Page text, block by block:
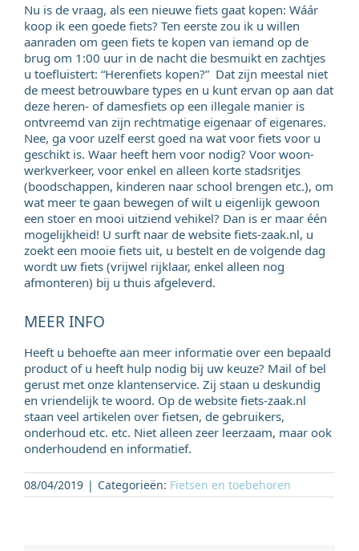
Nu is de vraag, als een nieuwe fiets gaat kopen: Wáár
koop ik een goede fiets? Ten eerste zou ik u willen
aanraden om geen fiets te kopen van iemand op de
brug om 1:00 uur in de nacht die besmuikt en zachtjes
u toefluistert: “Herenfiets kopen?” Dat zijn meestal niet
de meest betrouwbare types en u kunt ervan op aan dat
deze heren- of damesfiets op een illegale manier is
ontvreemd van zijn rechtmatige eigenaar of eigenares.
Nee, ga voor uzelf eerst goed na wat voor fiets voor u
geschikt is. Waar heeft hem voor nodig? Voor woon-
werkverkeer, voor enkel en alleen korte stadsritjes
(boodschappen, kinderen naar school brengen etc.), om
wat meer te gaan bewegen of wilt u eigenlijk gewoon
een stoer en mooi uitziend vehikel? Dan is er maar één
mogelijkheid! U surft naar de website fiets-zaak.nl, u
zoekt een mooie fiets uit, u bestelt en de volgende dag
wordt uw fiets (vrijwel rijklaar, enkel alleen nog
afmonteren) bij u thuis afgeleverd.
MEER INFO
Heeft u behoefte aan meer informatie over een bepaald
product of u heeft hulp nodig bij uw keuze? Mail of bel
gerust met onze klantenservice. Zij staan u deskundig
en vriendelijk te woord. Op de website fiets-zaak.nl
staan veel artikelen over fietsen, de gebruikers,
onderhoud etc. etc. Niet alleen zeer leerzaam, maar ook
onderhoudend en informatief.
08/04/2019 | Categorieën: Fietsen en toebehoren